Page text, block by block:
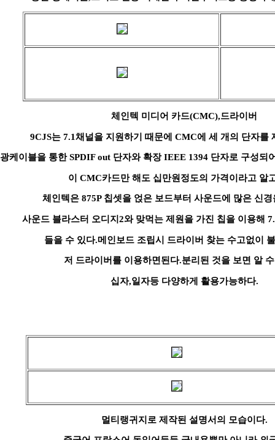
체인텍 미디어 카드(CMC),드라이버
9CJS는 7.1채널을 지원하기 때문에 CMC에 세 개의 단자를
광케이블을 통한 SPDIF out 단자와 확장 IEEE 1394 단자로 구성되
이 CMC카드만 해도 십만원정도의 가격이라고 알
체인텍은 875P 칩셋을 얹은 보드부터 사운드에 많은 신
사운드 블라스터 오디지2와 맞먹는 제원을 가진 칩을 이용해
들을 수 있다.메인보드 조립시 드라이버 찾는 수고없이
저 드라이버를 이용하면된다.분리된 것을 보면 알
십자,일자등 다양하게 활용가능하다.
멀티랭귀지로 제작된 설명서의 모습이다.